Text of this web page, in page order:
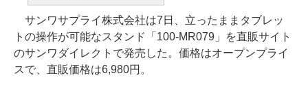
サンワサプライ株式会社は7日、立ったままタブレッ
トの操作が可能なスタンド「100-MR079」を直販サイト
のサンワダイレクトで発売した。価格はオープンプライ
スで、直販価格は6,980円。